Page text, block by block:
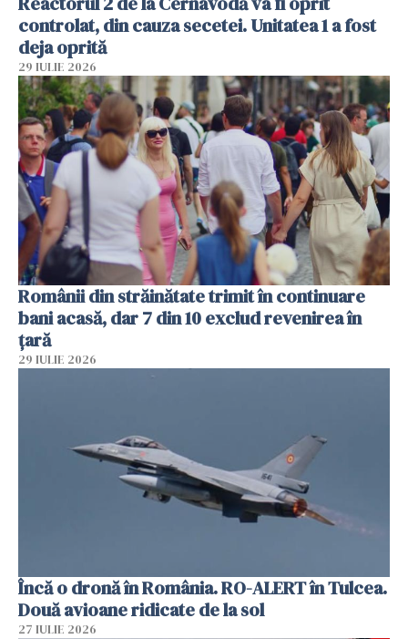
controlat, din cauza secetei. Unitatea 1 a fost
deja oprită
29 IULIE 2026
Românii din străinătate trimit în continuare
bani acasă, dar 7 din 10 exclud revenirea în
țară
29 IULIE 2026
Încă o dronă în România. RO-ALERT în Tulcea.
Două avioane ridicate de la sol
27 IULIE 2026